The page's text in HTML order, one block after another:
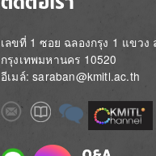
เลขที่ 1 ซอย ฉลองกรุง 1 แขวง
กรุงเทพมหานคร 10520
อีเมล์: saraban@kmitl.ac.th
ImageImageImage Image
Image